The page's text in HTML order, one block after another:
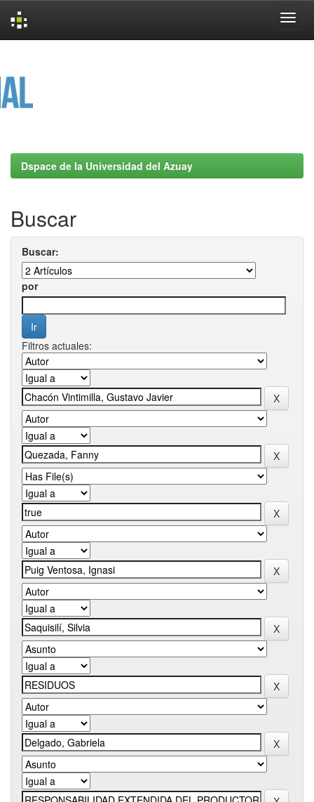
Dspace de la Universidad del Azuay
Buscar
Buscar:
por
Filtros actuales: